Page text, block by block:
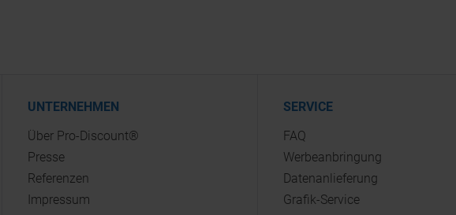
UNTERNEHMEN
Über Pro-Discount®
Presse
Referenzen
Impressum
SERVICE
FAQ
Werbeanbringung
Datenanlieferung
Grafik-Service